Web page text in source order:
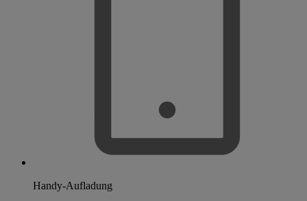
Handy-Aufladung